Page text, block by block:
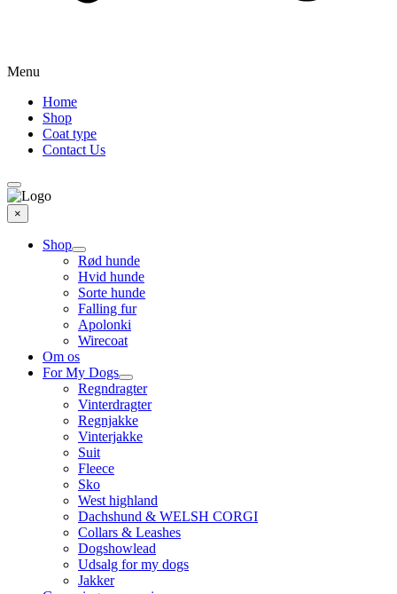
Menu
Home
Shop
Coat type
Contact Us
×
Shop
Rød hunde
Hvid hunde
Sorte hunde
Falling fur
Apolonki
Wirecoat
Om os
For My Dogs
Regndragter
Vinterdragter
Regnjakke
Vinterjakke
Suit
Fleece
Sko
West highland
Dachshund & WELSH CORGI
Collars & Leashes
Dogshowlead
Udsalg for my dogs
Jakker